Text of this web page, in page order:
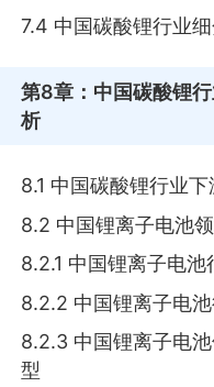
7.4 中国碳酸锂行业
第8章 ：中国碳酸锂
析
8.1 中国碳酸锂行业
8.2 中国锂离子电池
8.2.1 中国锂离子电池
8.2.2 中国锂离子电
8.2.3 中国锂离子电
型